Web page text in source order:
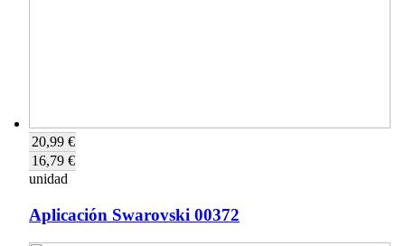
20,99 €
16,79 €
unidad
Aplicación Swarovski 00372